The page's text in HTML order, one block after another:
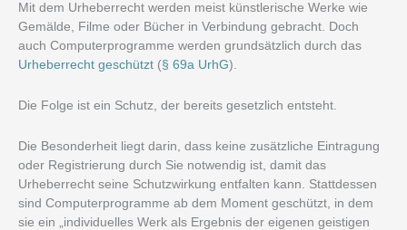
Mit dem Urheberrecht werden meist künstlerische Werke wie
Gemälde, Filme oder Bücher in Verbindung gebracht. Doch
auch Computerprogramme werden grundsätzlich durch das
Urheberrecht geschützt (§ 69a UrhG).
Die Folge ist ein Schutz, der bereits gesetzlich entsteht.
Die Besonderheit liegt darin, dass keine zusätzliche Eintragung
oder Registrierung durch Sie notwendig ist, damit das
Urheberrecht seine Schutzwirkung entfalten kann. Stattdessen
sind Computerprogramme ab dem Moment geschützt, in dem
sie ein „individuelles Werk als Ergebnis der eigenen geistigen